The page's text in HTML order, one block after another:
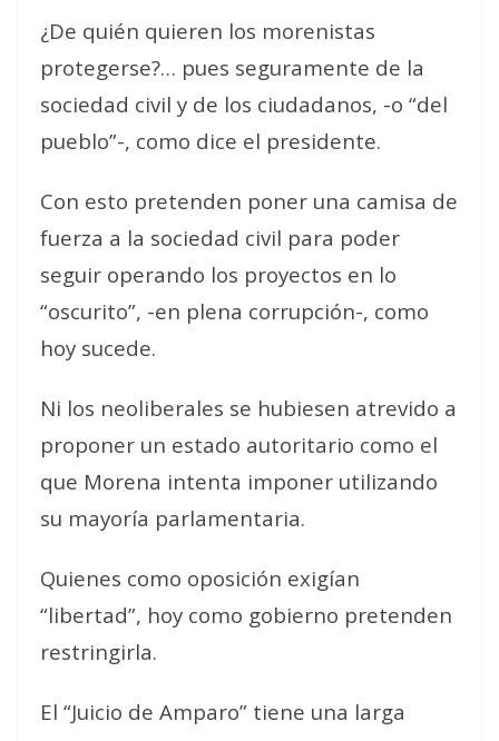
¿De quién quieren los morenistas
protegerse?… pues seguramente de la
sociedad civil y de los ciudadanos, -o “del
pueblo”-, como dice el presidente.
Con esto pretenden poner una camisa de
fuerza a la sociedad civil para poder
seguir operando los proyectos en lo
“oscurito”, -en plena corrupción-, como
hoy sucede.
Ni los neoliberales se hubiesen atrevido a
proponer un estado autoritario como el
que Morena intenta imponer utilizando
su mayoría parlamentaria.
Quienes como oposición exigían
“libertad”, hoy como gobierno pretenden
restringirla.
El “Juicio de Amparo” tiene una larga